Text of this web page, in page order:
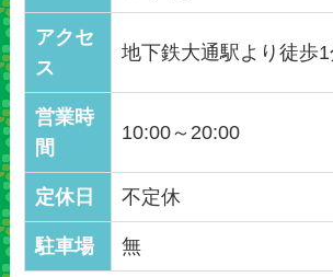
アクセ
ス
地下鉄大通駅より徒歩1
営業時
間
10:00～20:00
定休日 不定休
駐車場 無